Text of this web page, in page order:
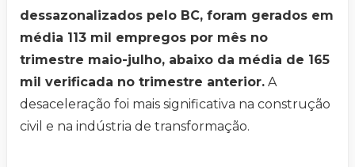
dessazonalizados pelo BC, foram gerados em
média 113 mil empregos por mês no
trimestre maio-julho, abaixo da média de 165
mil verificada no trimestre anterior. A
desaceleração foi mais significativa na construção
civil e na indústria de transformação.